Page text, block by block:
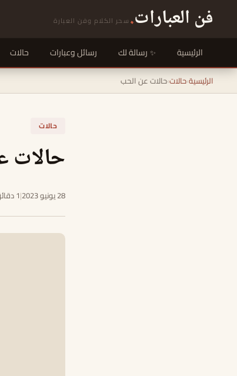
فن العبارات. سحر الكلام وفن العبارة
الرئيسية رسالة لك رسائل وعبارات حالات
الرئيسية›حالات›حالات عن الحب
حالات
حالات
28 يونيو 2023 |1 دقائق للقراءة